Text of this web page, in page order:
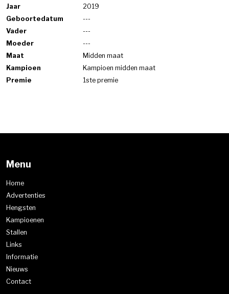
Jaar
2019
Geboortedatum
---
Vader
---
Moeder
---
Maat
Midden maat
Kampioen
Kampioen midden maat
Premie
1ste premie
Menu
Home
Advertenties
Hengsten
Kampioenen
Stallen
Links
Informatie
Nieuws
Contact